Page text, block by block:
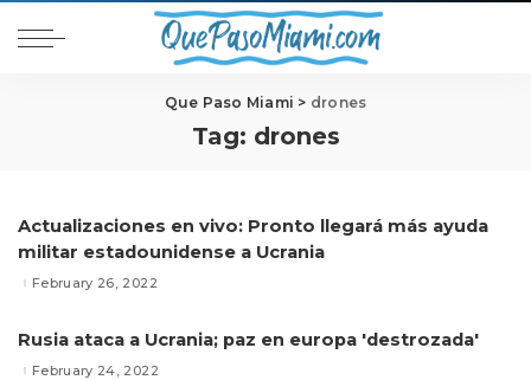
Que Paso Miami > drones
Tag: drones
Actualizaciones en vivo: Pronto llegará más ayuda
militar estadounidense a Ucrania
February 26, 2022
Rusia ataca a Ucrania; paz en europa 'destrozada'
February 24, 2022